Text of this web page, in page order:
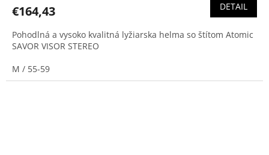
€164,43 DETAIL
Pohodlná a vysoko kvalitná lyžiarska helma so štítom Atomic
SAVOR VISOR STEREO
M / 55-59